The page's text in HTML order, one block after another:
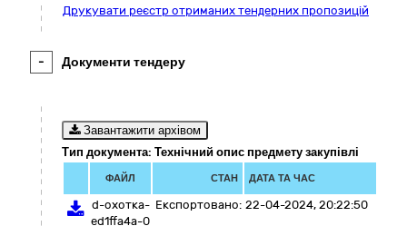
Друкувати реєстр отриманих тендерних пропозицій
- Документи тендеру
Завантажити архівом
Тип документа: Технічний опис предмету закупівлі
ФАЙЛ СТАН ДАТА ТА ЧАС
d-охотка-
ed1ffa4a-0
Експортовано: 22-04-2024, 20:22:50